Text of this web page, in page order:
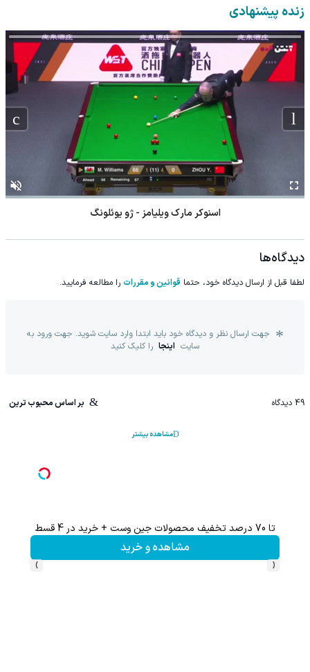
زنده پیشنهادی
اسنوکر مارک ویلیامز - ژو یوئلونگ
دیدگاه‌ها
لطفا قبل از ارسال دیدگاه خود، حتما قوانین و مقررات را مطالعه فرمایید.
جهت ارسال نظر و دیدگاه خود باید ابتدا وارد سایت شوید. جهت ورود به
سایت اینجا را کلیک کنید
49 دیدگاه بر اساس محبوب ترین
مشاهده بیشتر
خرید فوری)
تا 70 درصد تخفیف محصولات جین وست + خرید در 4 قسط
مشاهده و خرید
‹
›